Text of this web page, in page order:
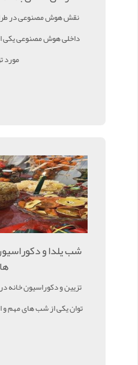
نقش هوش مصنوعی در
داخلی هوش مصنوعی یکی
مورد
شب یلدا و
ها
تزیین و دکوراسیون خانه
توان یکی از شب های مهم